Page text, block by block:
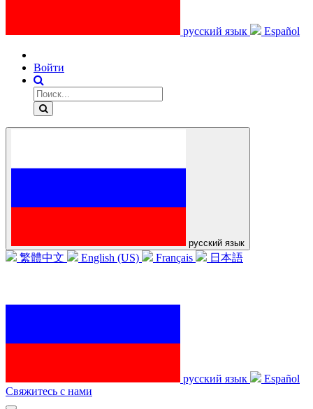
русский язык Español
Войти
русский язык
繁體中文 English (US) Français 日本語
русский язык
Español
Свяжитесь с нами